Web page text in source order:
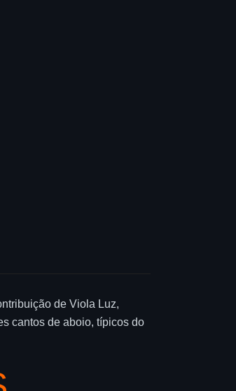
de Viola Luz,
cantos de aboio, típicos do